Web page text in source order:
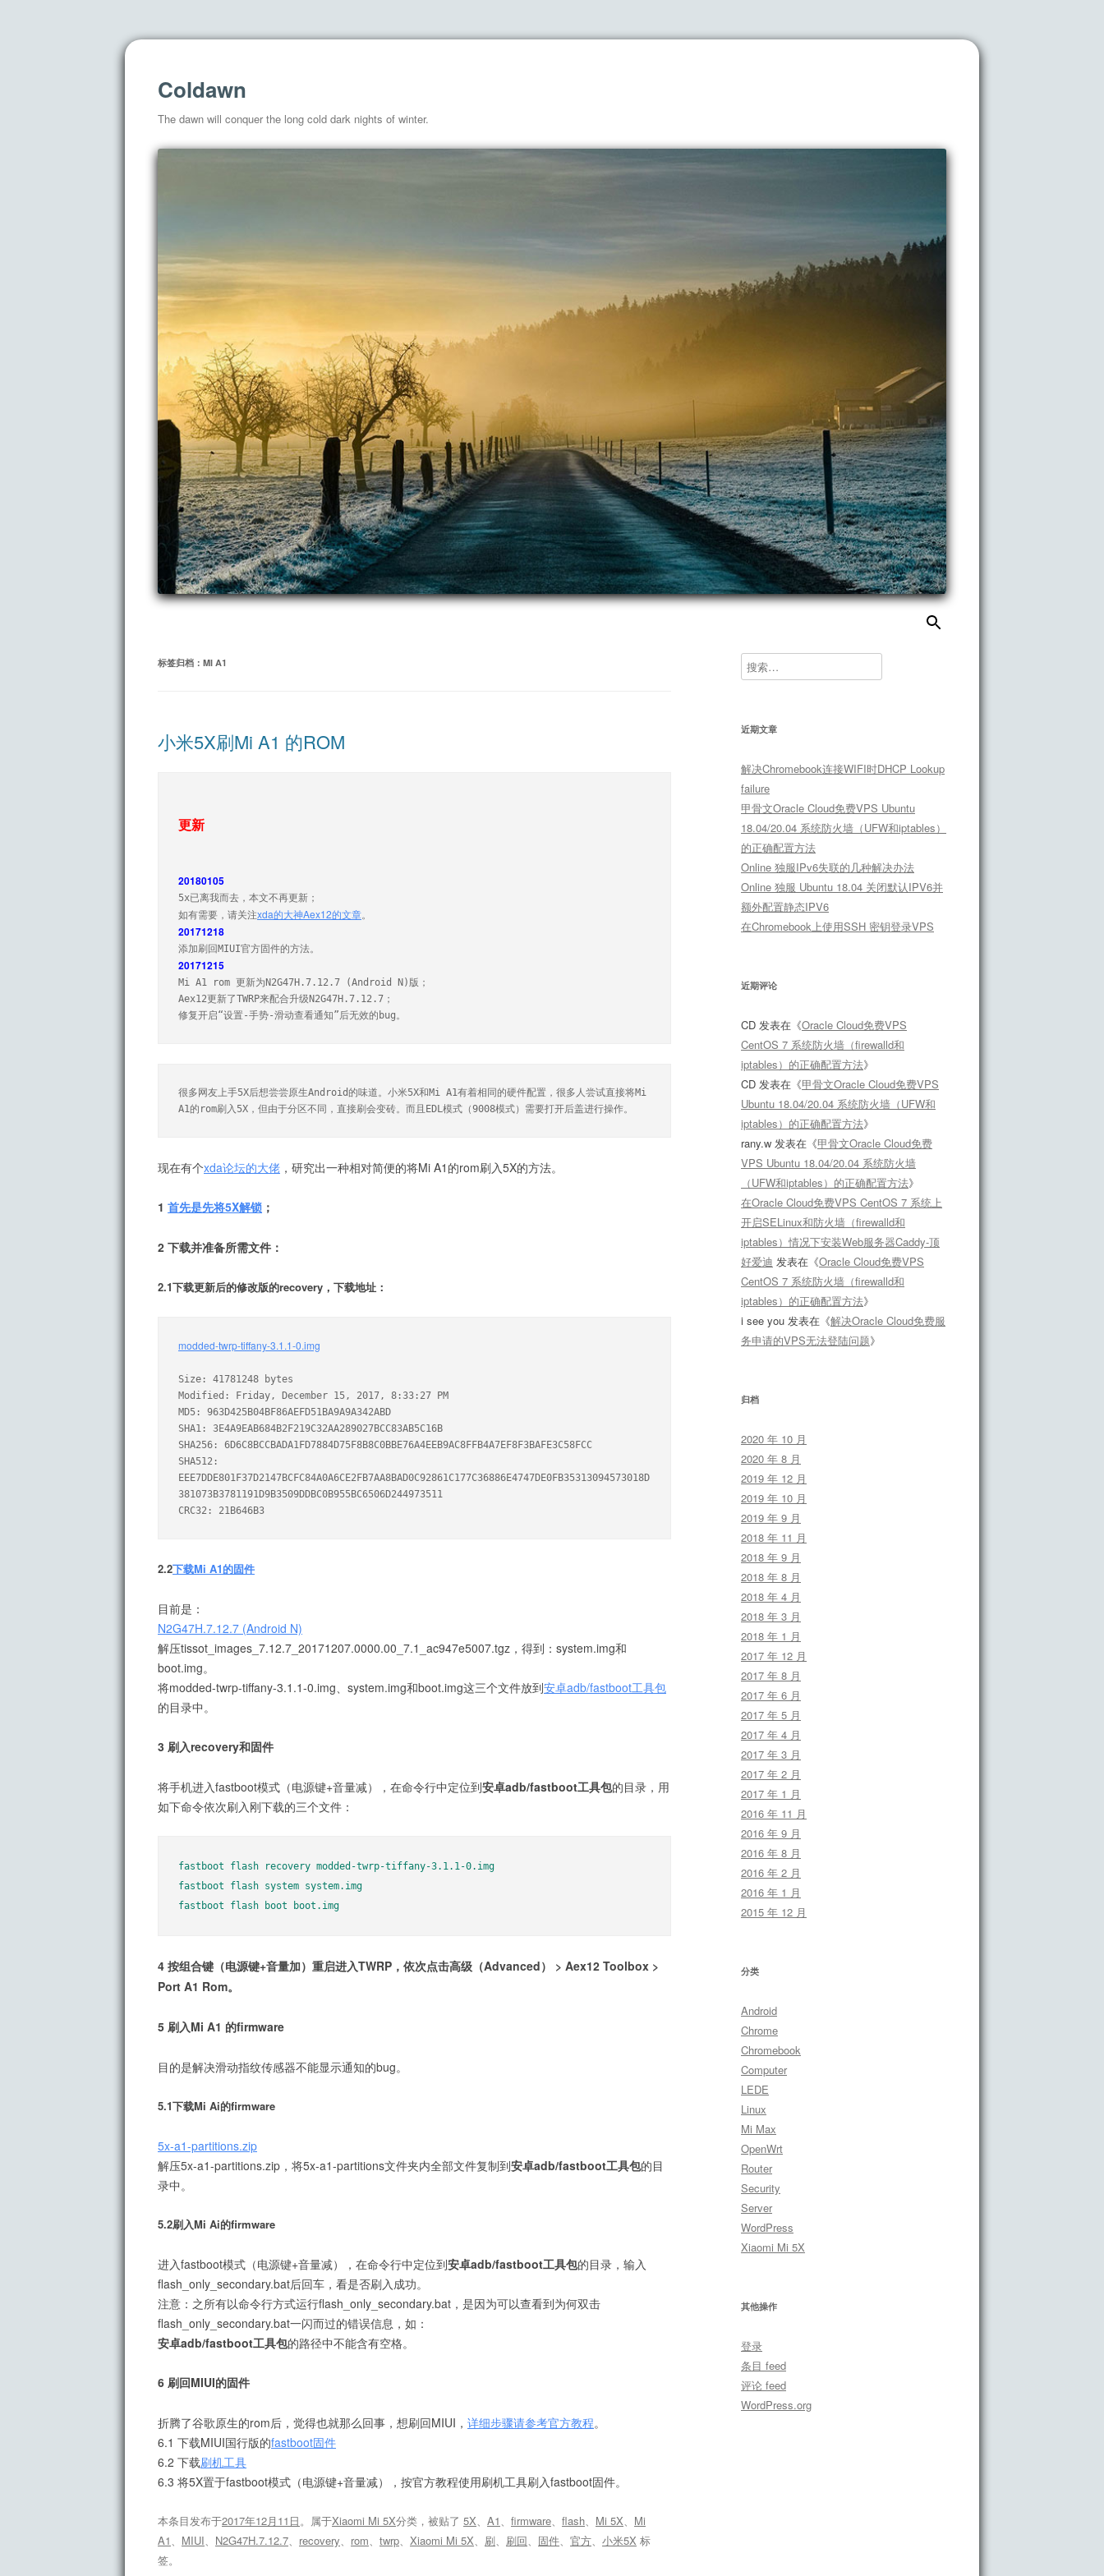
Coldawn
The dawn will conquer the long cold dark nights of winter.
搜
索：
标签归档： MI A1
小米5X刷Mi A1 的ROM
更新
20180105
5x已离我而去，本文不再更新；
如有需要，请关注xda的大神Aex12的文章
20171218
20171215
Mi A1 rom 更新为N2G47H.7.12.7 (Android N)版；
Aex12更新了TWRP来配合升级N2G47H.7.12.7；
修复开启“设置-手势-滑动查看通知”后无效的bug。
很多网友上手5X后想尝尝原生Android的味道。小米5X和Mi A1有着相同的硬件配置，很多人尝试直接将Mi
A1的rom刷入5X，但由于分区不同，直接刷会变砖。而且EDL模式（9008模式）需要打开后盖进行操作。
现在有个xda论坛的大佬 ，研究出一种相对简便的将Mi A1的rom刷入5X的方法。
1 首先是先将5X解锁 ；
2 下载并准备所需文件：
2.1下载更新后的修改版的recovery，下载地址：
modded-twrp-tiffany-3.1.1-0.img
Size: 41781248 bytes
Modified: Friday, December 15, 2017, 8:33:27 PM
MD5: 963D425B04BF86AEFD51BA9A9A342ABD
SHA1: 3E4A9EAB684B2F219C32AA289027BCC83AB5C16B
SHA256: 6D6C8BCCBADA1FD7884D75F8B8C0BBE76A4EEB9AC8FFB4A7EF8F3BAFE3C58FCC
SHA512:
EEE7DDE801F37D2147BCFC84A0A6CE2FB7AA8BAD0C92861C177C36886E4747DE0FB35313094573018D
381073B3781191D9B3509DDBC0B955BC6506D244973511
CRC32: 21B646B3
2.2下载Mi A1的固件
目前是：
N2G47H.7.12.7 (Android N)
解压tissot_images_7.12.7_20171207.0000.00_7.1_ac947e5007.tgz，得到：system.img和
boot.img。
将modded-twrp-tiffany-3.1.1-0.img、system.img和boot.img这三个文件放到安卓adb/fastboot工具包
的目录中。
3 刷入recovery和固件
将手机进入fastboot模式（电源键+音量减），在命令行中定位到安卓adb/fastboot工具包的目录，用
如下命令依次刷入刚下载的三个文件：
fastboot flash recovery modded-twrp-tiffany-3.1.1-0.img
fastboot flash system system.img
fastboot flash boot boot.img
4 按组合键（电源键+音量加）重启进入TWRP，依次点击高级（Advanced） > Aex12 Toolbox >
Port A1 Rom。
5 刷入Mi A1 的firmware
目的是解决滑动指纹传感器不能显示通知的bug。
5.1下载Mi Ai的firmware
5x-a1-partitions.zip
解压5x-a1-partitions.zip，将5x-a1-partitions文件夹内全部文件复制到安卓adb/fastboot工具包的目
录中。
5.2刷入Mi Ai的firmware
进入fastboot模式（电源键+音量减），在命令行中定位到安卓adb/fastboot工具包的目录，输入
flash_only_secondary.bat后回车，看是否刷入成功。
注意：之所有以命令行方式运行flash_only_secondary.bat，是因为可以查看到为何双击
flash_only_secondary.bat一闪而过的错误信息，如：
安卓adb/fastboot工具包的路径中不能含有空格。
6 刷回MIUI的固件
折腾了谷歌原生的rom后，觉得也就那么回事，想刷回MIUI， 详细步骤请参考官方教程。
6.1 下载MIUI国行版的fastboot固件
6.2 下载刷机工具
6.3 将5X置于fastboot模式（电源键+音量减），按官方教程使用刷机工具刷入fastboot固件。
本条目发布于2017年12月11日。属于Xiaomi Mi 5X分类，被贴了 5X、 A1、 firmware、 flash、 Mi 5X、 Mi
A1、 MIUI、 N2G47H.7.12.7、 recovery、 rom、 twrp、 Xiaomi Mi 5X、 刷、 刷回、 固件、 官方、 小米5X 标
签。
搜
索：
近期文章
解决Chromebook连接WIFI时DHCP Lookup
failure
甲骨文Oracle Cloud免费VPS Ubuntu
18.04/20.04 系统防火墙（UFW和iptables）
的正确配置方法
Online 独服IPv6失联的几种解决办法
Online 独服 Ubuntu 18.04 关闭默认IPV6并
额外配置静态IPV6
在Chromebook上使用SSH 密钥登录VPS
近期评论
CD 发表在《Oracle Cloud免费VPS
CentOS 7 系统防火墙（firewalld和
iptables）的正确配置方法》
CD 发表在《甲骨文Oracle Cloud免费VPS
Ubuntu 18.04/20.04 系统防火墙（UFW和
iptables）的正确配置方法》
rany.w 发表在《甲骨文Oracle Cloud免费
VPS Ubuntu 18.04/20.04 系统防火墙
（UFW和iptables）的正确配置方法》
在Oracle Cloud免费VPS CentOS 7 系统上
开启SELinux和防火墙（firewalld和
iptables）情况下安装Web服务器Caddy-顶
好爱迪 发表在《Oracle Cloud免费VPS
CentOS 7 系统防火墙（firewalld和
iptables）的正确配置方法》
i see you 发表在《解决Oracle Cloud免费服
务申请的VPS无法登陆问题》
归档
2020 年 10 月
2020 年 8 月
2019 年 12 月
2019 年 10 月
2019 年 9 月
2018 年 11 月
2018 年 9 月
2018 年 8 月
2018 年 4 月
2018 年 3 月
2018 年 1 月
2017 年 12 月
2017 年 8 月
2017 年 6 月
2017 年 5 月
2017 年 4 月
2017 年 3 月
2017 年 2 月
2017 年 1 月
2016 年 11 月
2016 年 9 月
2016 年 8 月
2016 年 2 月
2016 年 1 月
2015 年 12 月
分类
Android
Chrome
Chromebook
Computer
LEDE
Linux
Mi Max
OpenWrt
Router
Security
Server
WordPress
Xiaomi Mi 5X
其他操作
登录
条目 feed
评论 feed
WordPress.org